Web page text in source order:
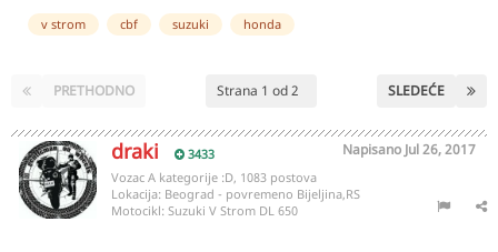
v strom cbf suzuki honda
PRETHODNO SLEDEĆE
Strana 1 od 2
draki 3433 Napisano Jul 26, 2017
Vozac A kategorije :D, 1083 postova
Lokacija: Beograd - povremeno Bijeljina,RS
Motocikl: Suzuki V Strom DL 650